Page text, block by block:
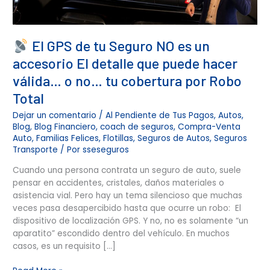
El GPS de tu Seguro NO es un
accesorio El detalle que puede hacer
válida… o no… tu cobertura por Robo
Total
Dejar un comentario /Al Pendiente de Tus Pagos,Autos,
Blog,Blog Financiero,coach de seguros,Compra-Venta
Auto,Familias Felices,Flotillas,Seguros de Autos,Seguros
Transporte / Porsseseguros
Cuando una persona contrata un seguro de auto, suele
pensar en accidentes, cristales, daños materiales o
asistencia vial. Pero hay un tema silencioso que muchas
veces pasa desapercibido hasta que ocurre un robo: El
dispositivo de localización GPS. Y no, no es solamente “un
aparatito” escondido dentro del vehículo. En muchos
casos, es un requisito […]
detalle
que
hacer
válida…
o
no…
tu
cobertura
por
Robo
Total